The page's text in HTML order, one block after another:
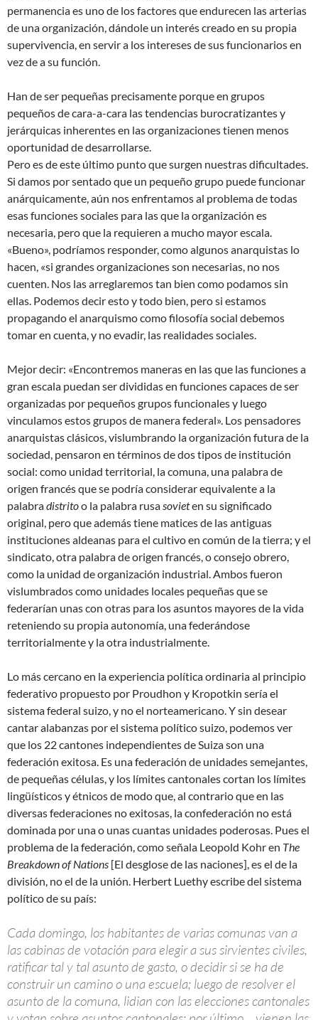
permanencia es uno de los factores que endurecen las arterias
de una organización, dándole un interés creado en su propia
supervivencia, en servir a los intereses de sus funcionarios en
vez de a su función.
Han de ser pequeñas precisamente porque en grupos
pequeños de cara-a-cara las tendencias burocratizantes y
jerárquicas inherentes en las organizaciones tienen menos
oportunidad de desarrollarse.
Pero es de este último punto que surgen nuestras dificultades.
Si damos por sentado que un pequeño grupo puede funcionar
anárquicamente, aún nos enfrentamos al problema de todas
esas funciones sociales para las que la organización es
necesaria, pero que la requieren a mucho mayor escala.
«Bueno», podríamos responder, como algunos anarquistas lo
hacen, «si grandes organizaciones son necesarias, no nos
cuenten. Nos las arreglaremos tan bien como podamos sin
ellas. Podemos decir esto y todo bien, pero si estamos
propagando el anarquismo como filosofía social debemos
tomar en cuenta, y no evadir, las realidades sociales.
Mejor decir: «Encontremos maneras en las que las funciones a
gran escala puedan ser divididas en funciones capaces de ser
organizadas por pequeños grupos funcionales y luego
vinculamos estos grupos de manera federal». Los pensadores
anarquistas clásicos, vislumbrando la organización futura de la
sociedad, pensaron en términos de dos tipos de institución
social: como unidad territorial, la comuna, una palabra de
origen francés que se podría considerar equivalente a la
palabradistritoo la palabra rusasovieten su significado
original, pero que además tiene matices de las antiguas
instituciones aldeanas para el cultivo en común de la tierra; y el
sindicato, otra palabra de origen francés, o consejo obrero,
como la unidad de organización industrial. Ambos fueron
vislumbrados como unidades locales pequeñas que se
federarían unas con otras para los asuntos mayores de la vida
reteniendo su propia autonomía, una federándose
territorialmente y la otra industrialmente.
Lo más cercano en la experiencia política ordinaria al principio
federativo propuesto por Proudhon y Kropotkin sería el
sistema federal suizo, y no el norteamericano. Y sin desear
cantar alabanzas por el sistema político suizo, podemos ver
que los 22 cantones independientes de Suiza son una
federación exitosa. Es una federación de unidades semejantes,
de pequeñas células, y los límites cantonales cortan los límites
lingüísticos y étnicos de modo que, al contrario que en las
diversas federaciones no exitosas, la confederación no está
dominada por una o unas cuantas unidades poderosas. Pues el
problema de la federación, como señala Leopold Kohr en The
Breakdown of Nations [El desglose de las naciones], es el de la
división, no el de la unión. Herbert Luethy escribe del sistema
político de su país:
Cada domingo, los habitantes de varias comunas van a
las cabinas de votación para elegir a sus sirvientes civiles,
ratificar tal y tal asunto de gasto, o decidir si se ha de
construir un camino o una escuela; luego de resolver el
asunto de la comuna, lidian con las elecciones cantonales